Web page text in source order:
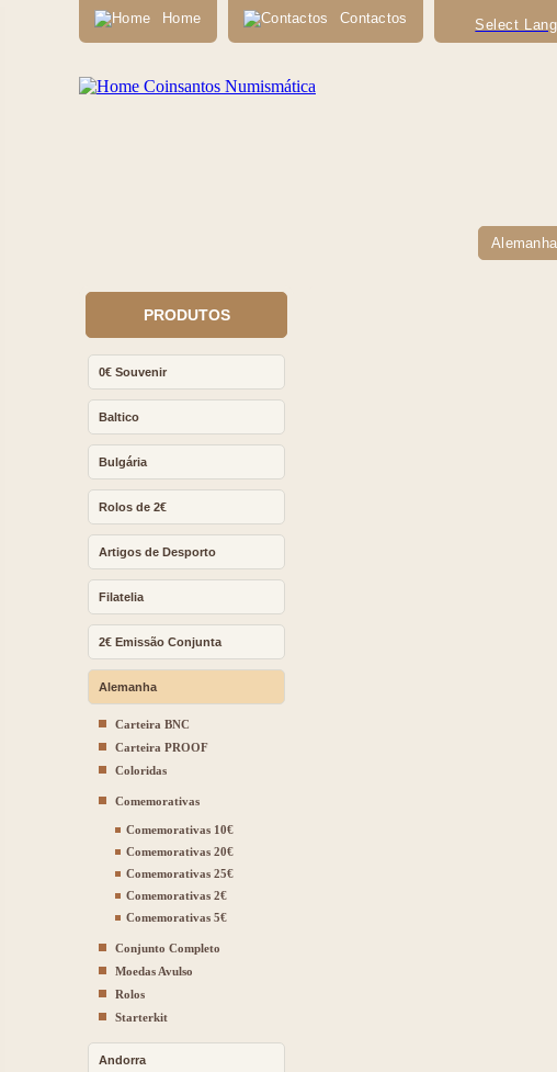
Home Contactos Select
Alemanha
PRODUTOS
0€ Souvenir
Baltico
Bulgária
Rolos de 2€
Artigos de Desporto
Filatelia
2€ Emissão Conjunta
Alemanha
Carteira BNC
Carteira PROOF
Coloridas
Comemorativas
Comemorativas 10€
Comemorativas 20€
Comemorativas 25€
Comemorativas 2€
Comemorativas 5€
Conjunto Completo
Moedas Avulso
Rolos
Starterkit
Andorra